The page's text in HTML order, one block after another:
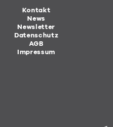
Kontakt
News
Newsletter
Datenschutz
AGB
Impressum